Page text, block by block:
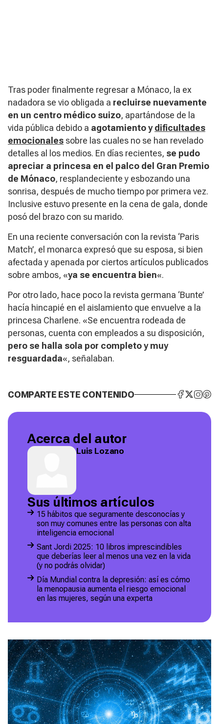
Tras poder finalmente regresar a Mónaco, la ex
nadadora se vio obligada a recluirse nuevamente
en un centro médico suizo, apartándose de la
vida pública debido a agotamiento ydificultades
emocionales sobre las cuales no se han revelado
detalles al los medios. En días recientes, se pudo
apreciar a princesa en el palco del Gran Premio
de Mónaco, resplandeciente y esbozando una
sonrisa, después de mucho tiempo por primera vez.
Inclusive estuvo presente en la cena de gala, donde
posó del brazo con su marido.
En una reciente conversación con la revista ‘Paris
Match’, el monarca expresó que su esposa, si bien
afectada y apenada por ciertos artículos publicados
sobre ambos, «ya se encuentra bien«.
Por otro lado, hace poco la revista germana ‘Bunte’
hacía hincapié en el aislamiento que envuelve a la
princesa Charlene. «Se encuentra rodeada de
personas, cuenta con empleados a su disposición,
pero se halla sola por completo y muy
resguardada«, señalaban.
COMPARTE ESTE CONTENIDO
Acerca del autor
Luis Lozano
Sus últimos artículos
15 hábitos que seguramente desconocías y
son muy comunes entre las personas con alta
inteligencia emocional
Sant Jordi 2025: 10 libros imprescindibles
que deberías leer al menos una vez en la vida
(y no podrás olvidar)
Día Mundial contra la depresión: así es cómo
la menopausia aumenta el riesgo emocional
en las mujeres, según una experta